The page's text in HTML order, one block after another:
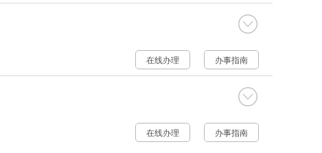
在线办理 办事指南
在线办理 办事指南